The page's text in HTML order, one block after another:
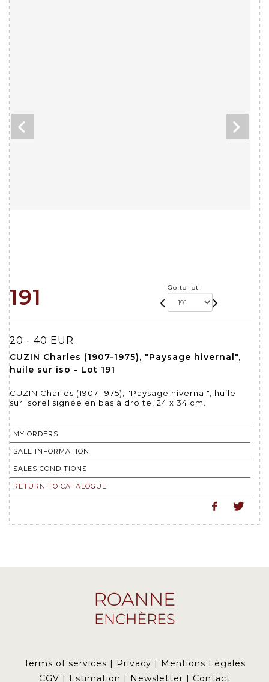
191 Go to lot
20 - 40 EUR
CUZIN Charles (1907-1975), "Paysage hivernal",
huile sur iso - Lot 191
CUZIN Charles (1907-1975), "Paysage hivernal", huile
sur isorel signée en bas à droite, 24 x 34 cm.
MY ORDERS
SALE INFORMATION
SALES CONDITIONS
RETURN TO CATALOGUE
Terms of services Privacy
Mentions Légales
CGV
Estimation Newsletter Contact